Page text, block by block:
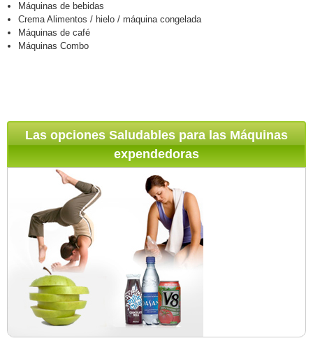
Máquinas de bebidas
Crema Alimentos / hielo / máquina congelada
Máquinas de café
Máquinas Combo
Las opciones Saludables para las Máquinas
expendedoras